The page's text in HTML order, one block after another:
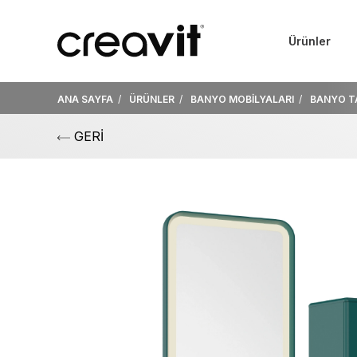
Ürünler
ANA SAYFA ÜRÜNLER BANYO MOBİLYALARI BANYO
GERİ